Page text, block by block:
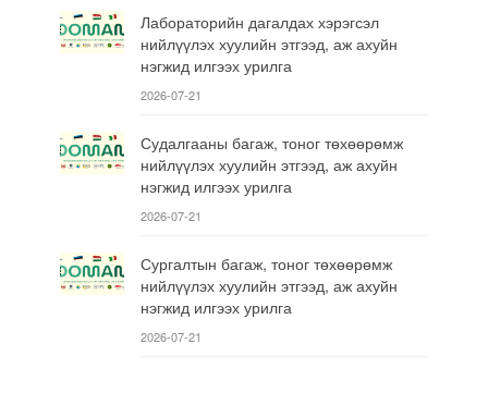
Лабораторийн дагалдах хэрэгсэл
нийлүүлэх хуулийн этгээд, аж ахуйн
нэгжид илгээх урилга
2026-07-21
Судалгааны багаж, тоног төхөөрөмж
нийлүүлэх хуулийн этгээд, аж ахуйн
нэгжид илгээх урилга
2026-07-21
Сургалтын багаж, тоног төхөөрөмж
нийлүүлэх хуулийн этгээд, аж ахуйн
нэгжид илгээх урилга
2026-07-21